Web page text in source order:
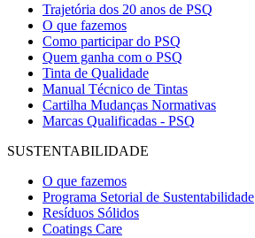
Trajetória dos 20 anos de PSQ
O que fazemos
Como participar do PSQ
Quem ganha com o PSQ
Tinta de Qualidade
Manual Técnico de Tintas
Cartilha Mudanças Normativas
Marcas Qualificadas - PSQ
SUSTENTABILIDADE
O que fazemos
Programa Setorial de Sustentabilidade
Resíduos Sólidos
Coatings Care